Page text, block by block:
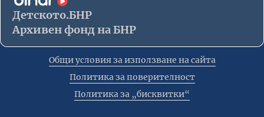
Детското.БНР
Архивен фонд на БНР
Общи условия за използване на сайта
Политика за поверителност
Политика за „бисквитки“